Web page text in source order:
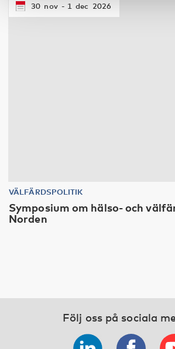
30 nov 1 dec 2026
VÄLFÄRDSPOLITIK
Symposium om hälso- och
Norden
Följ oss på sociala